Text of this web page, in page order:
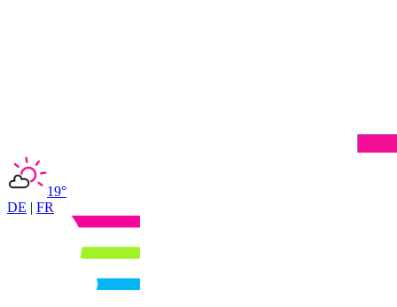
19°
DE | FR